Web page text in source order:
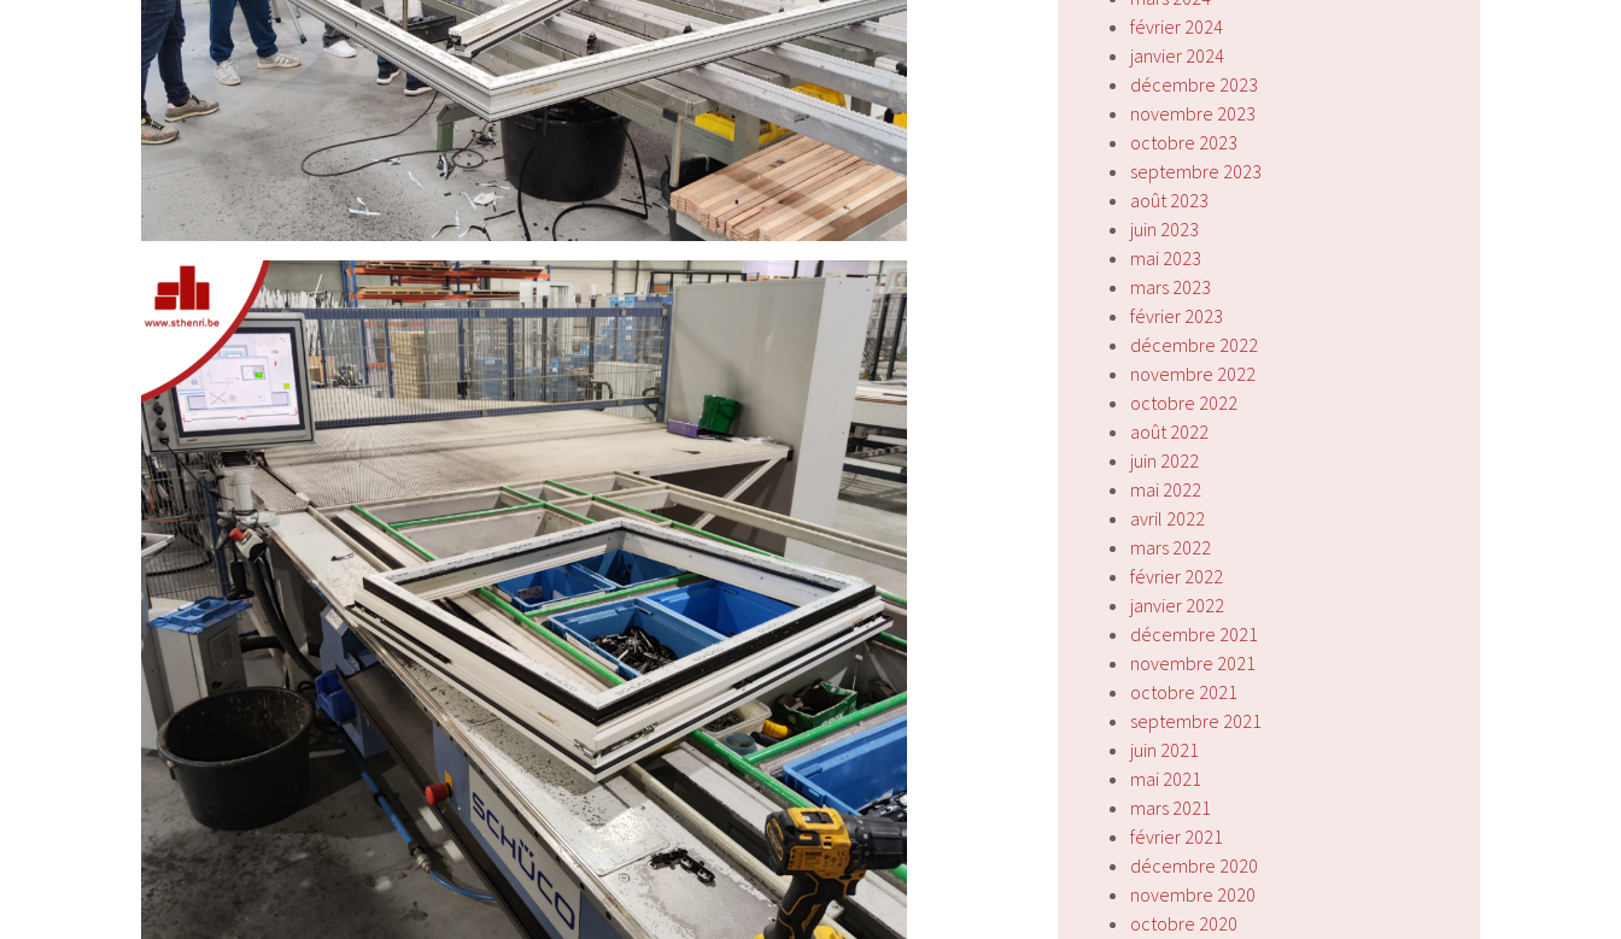
février 2024
janvier 2024
décembre 2023
novembre 2023
octobre 2023
septembre 2023
août 2023
juin 2023
mai 2023
mars 2023
février 2023
décembre 2022
novembre 2022
octobre 2022
août 2022
juin 2022
mai 2022
avril 2022
mars 2022
février 2022
janvier 2022
décembre 2021
novembre 2021
octobre 2021
septembre 2021
juin 2021
mai 2021
mars 2021
février 2021
décembre 2020
novembre 2020
octobre 2020